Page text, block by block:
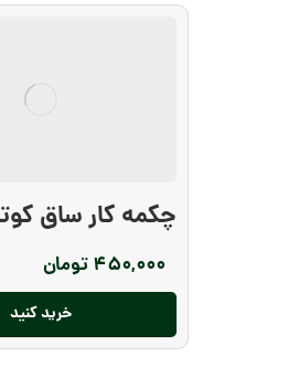
چکمه کار ساق
۴۵۰,۰۰۰تومان
خرید کنید